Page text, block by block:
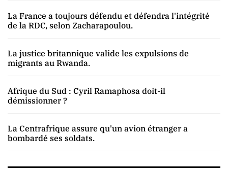
La France a toujours défendu et défendra l'intégrité
de la RDC, selon Zacharapoulou.
La justice britannique valide les expulsions de
migrants au Rwanda.
Afrique du Sud : Cyril Ramaphosa doit-il
démissionner ?
La Centrafrique assure qu'un avion étranger a
bombardé ses soldats.